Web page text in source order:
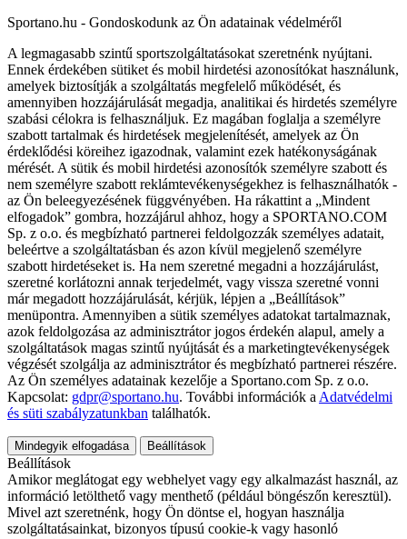
Sportano.hu - Gondoskodunk az Ön adatainak védelméről
A legmagasabb szintű sportszolgáltatásokat szeretnénk nyújtani.
Ennek érdekében sütiket és mobil hirdetési azonosítókat használunk,
amelyek biztosítják a szolgáltatás megfelelő működését, és
amennyiben hozzájárulását megadja, analitikai és hirdetés személyre
szabási célokra is felhasználjuk. Ez magában foglalja a személyre
szabott tartalmak és hirdetések megjelenítését, amelyek az Ön
érdeklődési köreihez igazodnak, valamint ezek hatékonyságának
mérését. A sütik és mobil hirdetési azonosítók személyre szabott és
nem személyre szabott reklámtevékenységekhez is felhasználhatók -
az Ön beleegyezésének függvényében. Ha rákattint a „Mindent
elfogadok” gombra, hozzájárul ahhoz, hogy a SPORTANO.COM
Sp. z o.o. és megbízható partnerei feldolgozzák személyes adatait,
beleértve a szolgáltatásban és azon kívül megjelenő személyre
szabott hirdetéseket is. Ha nem szeretné megadni a hozzájárulást,
szeretné korlátozni annak terjedelmét, vagy vissza szeretné vonni
már megadott hozzájárulását, kérjük, lépjen a „Beállítások”
menüpontra. Amennyiben a sütik személyes adatokat tartalmaznak,
azok feldolgozása az adminisztrátor jogos érdekén alapul, amely a
szolgáltatások magas szintű nyújtását és a marketingtevékenységek
végzését szolgálja az adminisztrátor és megbízható partnerei részére.
Az Ön személyes adatainak kezelője a Sportano.com Sp. z o.o.
Kapcsolat: gdpr@sportano.hu. További információk a Adatvédelmi
és süti szabályzatunkban találhatók.
Mindegyik elfogadása Beállítások
Beállítások
Amikor meglátogat egy webhelyet vagy egy alkalmazást használ, az
információ letölthető vagy menthető (például böngészőn keresztül).
Mivel azt szeretnénk, hogy Ön döntse el, hogyan használja
szolgáltatásainkat, bizonyos típusú cookie-k vagy hasonló